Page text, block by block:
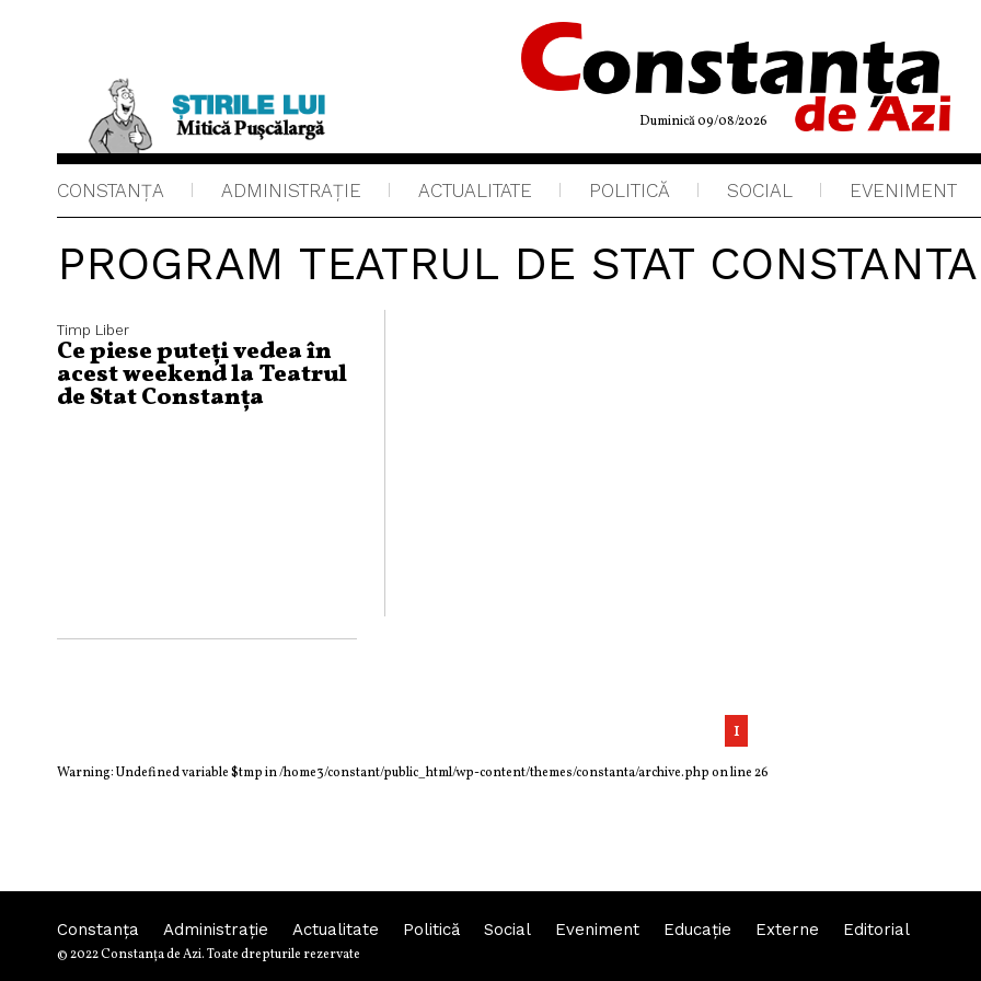
Duminică 09/08/2026
CONSTANȚA ADMINISTRAŢIE ACTUALITATE POLITICĂ SOCIAL EVENIMENT
PROGRAM TEATRUL DE STAT CONSTANTA
Timp Liber
Ce piese puteți vedea în
acest weekend la Teatrul
de Stat Constanța
1
Warning: Undefined variable $tmp in/home3/constant/public_html/wp-content/themes/constanta/archive.phpon line26
Constanța Administraţie Actualitate Politică Social Eveniment Educaţie Externe Editorial
© 2022 Constanţa de Azi. Toate drepturile rezervate